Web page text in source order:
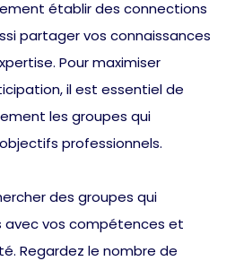
établir des connections
partager vos connaissances
Pour maximiser
il est essentiel de
les groupes qui
professionnels.
des groupes qui
avec vos compétences et
Regardez le nombre de